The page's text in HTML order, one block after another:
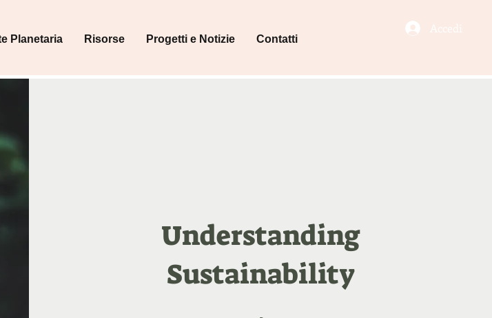
Planetaria Risorse Progetti e Notizie Contatti
Accedi
Understanding
Sustainability